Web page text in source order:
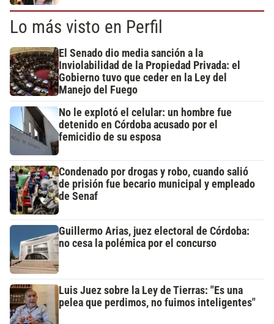
Lo más visto en Perfil
El Senado dio media sanción a la
Inviolabilidad de la Propiedad Privada: el
Gobierno tuvo que ceder en la Ley del
Manejo del Fuego
No le explotó el celular: un hombre fue
detenido en Córdoba acusado por el
femicidio de su esposa
Condenado por drogas y robo, cuando salió
de prisión fue becario municipal y empleado
de Senaf
Guillermo Arias, juez electoral de Córdoba:
no cesa la polémica por el concurso
Luis Juez sobre la Ley de Tierras: "Es una
pelea que perdimos, no fuimos inteligentes"